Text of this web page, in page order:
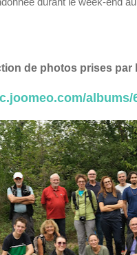
de photos prises
albums/